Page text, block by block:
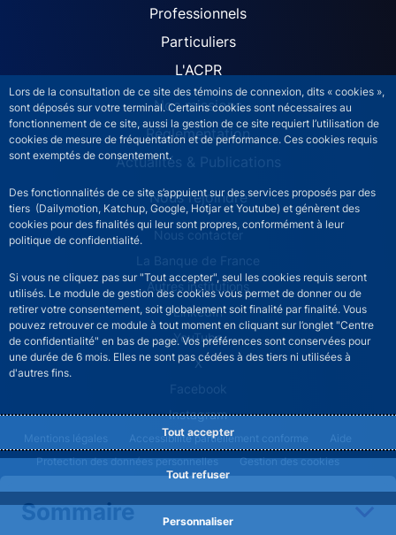
Lors de la consultation de ce site des témoins de connexion, dits « cookies »,
sont déposés sur votre terminal. Certains cookies sont nécessaires au
fonctionnement de ce site, aussi la gestion de ce site requiert l’utilisation de
cookies de mesure de fréquentation et de performance. Ces cookies requis
sont exemptés de consentement.
Des fonctionnalités de ce site s’appuient sur des services proposés par des
tiers (Dailymotion, Katchup, Google, Hotjar et Youtube) et génèrent des
cookies pour des finalités qui leur sont propres, conformément à leur
politique de confidentialité.
Si vous ne cliquez pas sur "Tout accepter", seul les cookies requis seront
utilisés. Le module de gestion des cookies vous permet de donner ou de
retirer votre consentement, soit globalement soit finalité par finalité. Vous
pouvez retrouver ce module à tout moment en cliquant sur l’onglet "Centre
de confidentialité" en bas de page. Vos préférences sont conservées pour
une durée de 6 mois. Elles ne sont pas cédées à des tiers ni utilisées à
d'autres fins.
Tout accepter
Tout refuser
Personnaliser
Sommaire
ACPR site navigation
Professionnels
Particuliers
L'ACPR
Nos missions
Réglementation
Actualités & Publications
Nous rejoindre
ACPR footer secondary menu (French)
Nous contacter
La Banque de France
Autres institutions
LinkedIn
YouTube
X
Facebook
Instagram
©2026 Banque de France
ACPR footer legal notice menu
Mentions légales Accessibilité partiellement conforme
Aide
Protection des données personnelles
Gestion des cookies